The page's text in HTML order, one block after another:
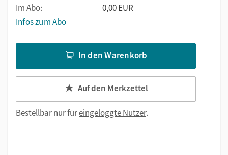
Im Abo:
0,00 EUR
Infos zum Abo
In den Warenkorb
Auf den Merkzettel
Bestellbar nur füreingeloggte Nutzer.